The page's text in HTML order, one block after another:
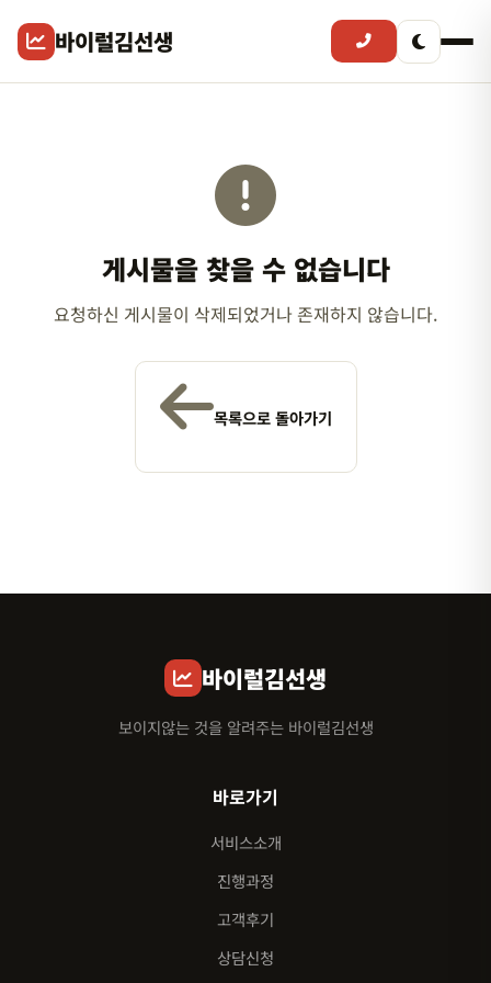
바이럴김선생
게시물을 찾을 수 없습니다
요청하신 게시물이 삭제되었거나 존재하지 않습니다.
목록으로 돌아가기
바이럴김선생
보이지않는 것을 알려주는 바이럴김선생
바로가기
서비스소개
진행과정
고객후기
상담신청